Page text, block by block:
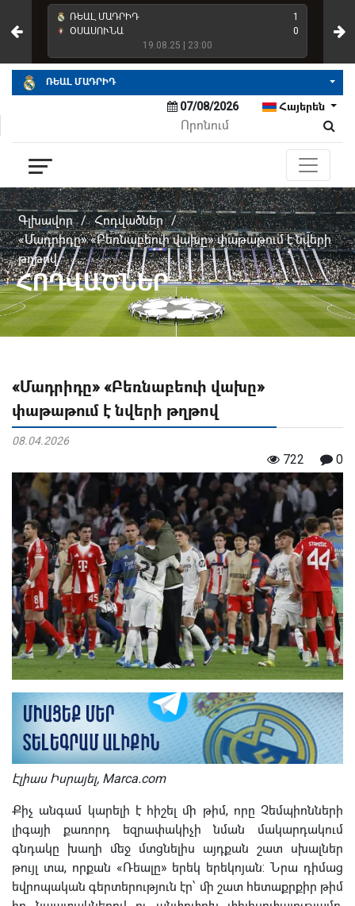
ՌԵԱԼ ՄԱԴՐԻԴ
1
ՕՍԱՍՈՒՆԱ
0
19.08.25 | 23:00
ՌԵԱԼ ՄԱԴՐԻԴ
Հայերեն
07/08/2026
Գլխավոր / Հոդվածներ /
«Մադրիդը» «Բեռնաբեուի վախը» փաթաթում է նվերի
թղթով
ՀՈԴՎԱԾՆԵՐ
«Մադրիդը» «Բեռնաբեուի վախը»
փաթաթում է նվերի թղթով
08.04.2026
722 0
Էլիաս Իսրայել, Marca.com
Քիչ անգամ կարելի է հիշել մի թիմ, որը Չեմպիոնների
լիգայի քառորդ եզրափակիչի նման մակարդակում
գնդակը խաղի մեջ մտցնելիս այդքան շատ սխալներ
թույլ տա, որքան «Ռեալը» երեկ երեկոյան: Նրա դիմաց
եվրոպական գերտերություն էր՝ մի շատ հետաքրքիր թիմ